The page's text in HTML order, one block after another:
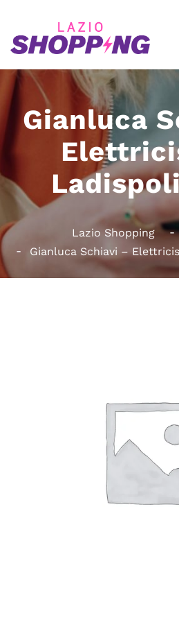
Gianluca
Lazio Shopping
Gianluca Schiavi –